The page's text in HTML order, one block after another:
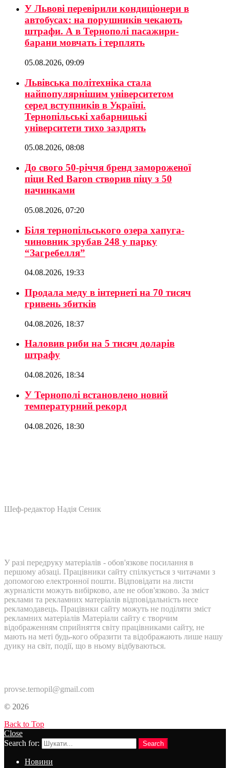
У Львові перевірили кондиціонери в
автобусах: на порушників чекають
штрафи. А в Тернополі пасажири-
барани мовчать і терплять
05.08.2026, 09:09
Львівська політехніка стала
найпопулярнішим університетом
серед вступників в Україні.
Тернопільські хабарницькі
університети тихо заздрять
05.08.2026, 08:08
До свого 50-річчя бренд замороженої
піци Red Baron створив піцу з 50
начинками
05.08.2026, 07:20
Біля тернопільського озера хапуга-
чиновник зрубав 248 у парку
“Загребелля”
04.08.2026, 19:33
Продала меду в інтернеті на 70 тисяч
гривень збитків
04.08.2026, 18:37
Наловив риби на 5 тисяч доларів
штрафу
04.08.2026, 18:34
У Тернополі встановлено новий
температурний рекорд
04.08.2026, 18:30
Шеф-редактор Надія Сеник
У разі передруку матеріалів - обов'язкове посилання в
першому абзаці. Працівники сайту спілкується з читачами з
допомогою електронної пошти. Відповідати на листи
журналісти можуть вибірково, але не обов'язково. За зміст
реклами та рекламних матеріалів відповідальність несе
рекламодавець. Працівнки сайту можуть не поділяти зміст
рекламних матеріалів Матеріали сайту є творчим
відображенням сприйняття світу працівниками сайту, не
мають на меті будь-кого образити та відображають лише нашу
дуику на світ, події, що в ньому відбуваються.
provse.ternopil@gmail.com
© 2026
Back to Top
Close
Search for:
Search
Новини